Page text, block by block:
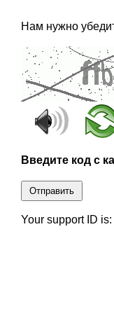
Нам нужно
Введите код с
Отправить
Your support ID